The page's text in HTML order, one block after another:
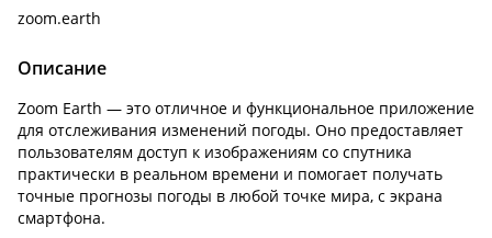
zoom.earth
Описание
Zoom Earth — это отличное и функциональное приложение
для отслеживания изменений погоды. Оно предоставляет
пользователям доступ к изображениям со спутника
практически в реальном времени и помогает получать
точные прогнозы погоды в любой точке мира, с экрана
смартфона.